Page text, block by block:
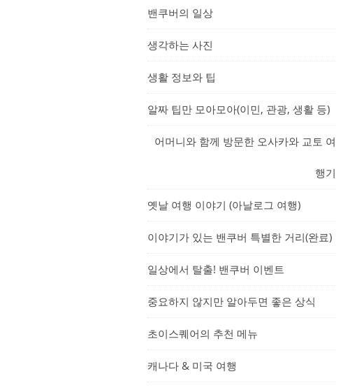
밴쿠버의 일상
생각하는 사진
생활 정보와 팁
알짜 팁만 모아모아(이민, 관광, 생활 등)
어머니와 함께 방문한 오사카와 교토 여
행기
옛날 여행 이야기 (아날로그 여행)
이야기가 있는 밴쿠버 특별한 거리(완료)
일상에서 탈출! 밴쿠버 이벤트
중요하지 않지만 알아두면 좋은 상식
초이스퀘어의 추천 메뉴
캐나다 & 미국 여행